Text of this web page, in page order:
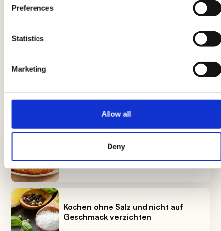
Preferences
Statistics
Marketing
Allow all
Deny
vorübergehend zu Abweichungen zwischen den Informationen
auf dieser Seite und denen auf dem Produktetikett führen können.
überprüfen und zu berücksichtigen.
Panati: Der vollständige Leitfaden
Kochen ohne Salz und nicht auf
Geschmack verzichten